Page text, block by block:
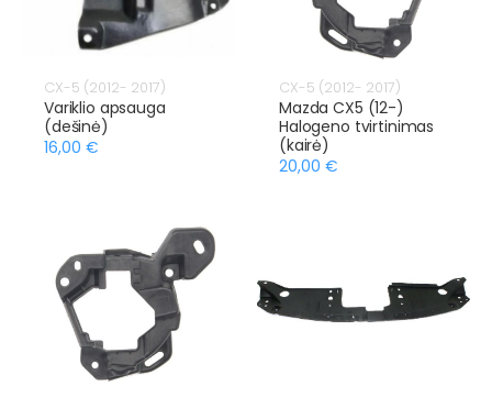
CX-5 (2012- 2017)
Variklio apsauga
(dešinė)
16,00 €
CX-5 (2012- 2017)
Mazda CX5 (12-)
Halogeno tvirtinimas
(kairė)
20,00 €